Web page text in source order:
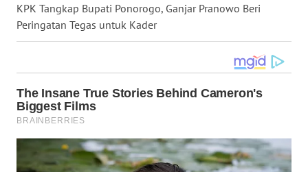
KPK Tangkap Bupati Ponorogo, Ganjar Pranowo Beri
Peringatan Tegas untuk Kader
NUSANTARA
WN
JATIM
BALI